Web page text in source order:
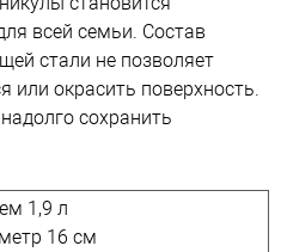
всей семьи. Состав
стали не позволяет
или окрасить поверхность.
сохранить
1,9 л
16 см